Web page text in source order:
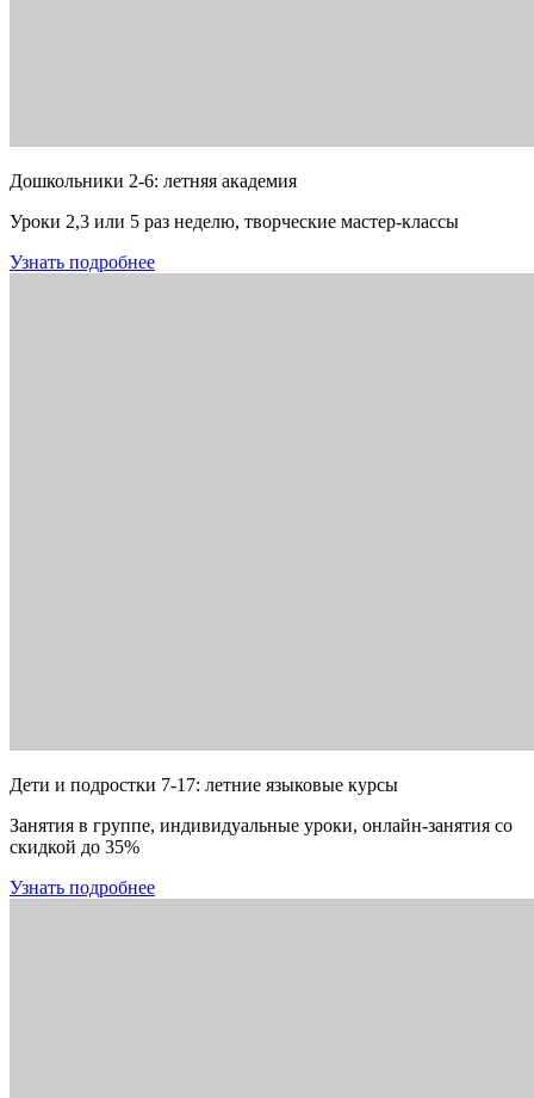
Дошкольники 2-6: летняя академия
Уроки 2,3 или 5 раз неделю, творческие мастер-классы
Узнать подробнее
Дети и подростки 7-17: летние языковые курсы
Занятия в группе, индивидуальные уроки, онлайн-занятия со
скидкой до 35%
Узнать подробнее